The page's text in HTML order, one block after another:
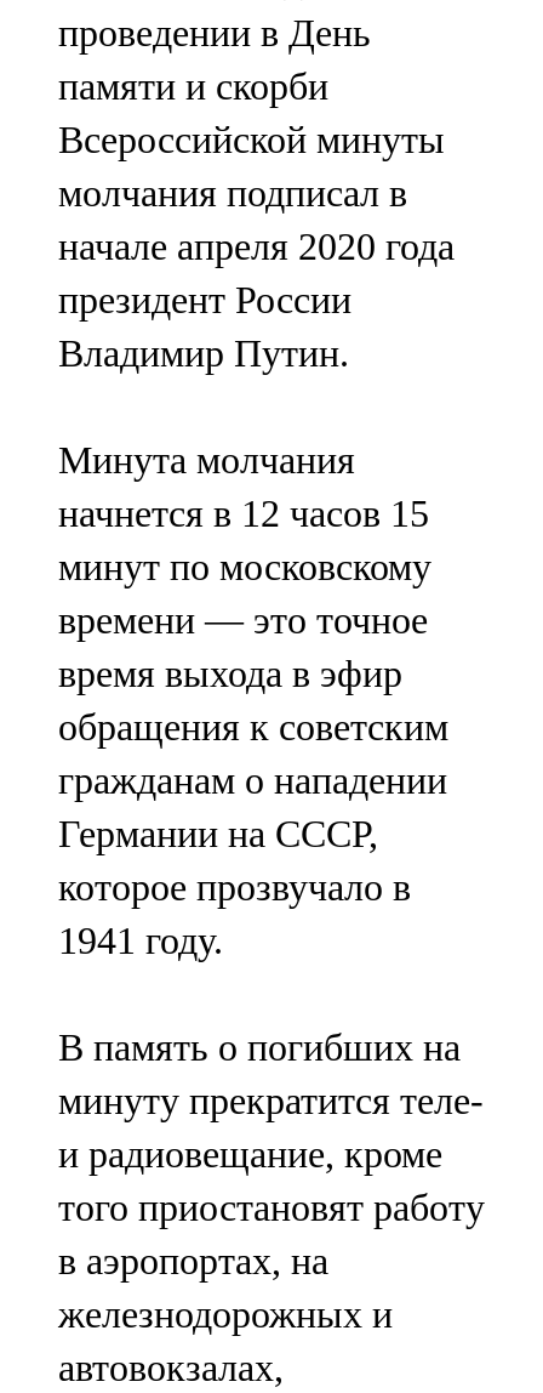
проведении в День
памяти и скорби
Всероссийской минуты
молчания подписал в
начале апреля 2020 года
президент России
Владимир Путин.
Минута молчания
начнется в 12 часов 15
минут по московскому
времени — это точное
время выхода в эфир
обращения к советским
гражданам о нападении
Германии на СССР,
которое прозвучало в
1941 году.
В память о погибших на
минуту прекратится теле-
и радиовещание, кроме
того приостановят работу
в аэропортах, на
железнодорожных и
автовокзалах,